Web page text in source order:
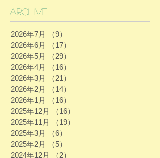
Archive
2026年7月 （9）
2026年6月
（17）
2026年5月
（29）
2026年4月
（16）
2026年3月
（21）
2026年2月
（14）
2026年1月
（16）
2025年12月
（16）
2025年11月
（19）
2025年3月
（6）
2025年2月
（5）
2024年12月
（2）